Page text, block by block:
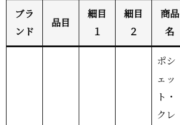
ブラ
ンド
品目
細目
１
細目
２
商品
名
ポシ
ェッ
ト・
クレ